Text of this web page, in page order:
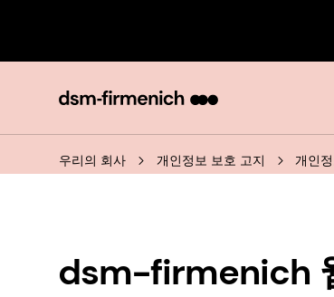
우리의 회사 개인정보 보호 고지 개인
dsm-firmenich